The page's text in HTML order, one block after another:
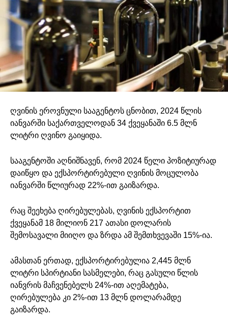
ღვინის ეროვნული სააგენტოს ცნობით, 2024 წლის
იანვარში საქართველოდან 34 ქვეყანაში 6.5 მლნ
ლიტრი ღვინო გაიყიდა.
სააგენტოში აღნიშნავენ, რომ 2024 წელი პოზიტიურად
დაიწყო და ექსპორტირებული ღვინის მოცულობა
იანვარში წლიურად 22%-ით გაიზარდა.
რაც შეეხება ღირებულებას, ღვინის ექსპორტით
ქვეყანამ 18 მილიონ 217 ათასი დოლარის
შემოსავალი მიიღო და ზრდა ამ შემთხვევაში 15%-ია.
ამასთან ერთად, ექსპორტირებულია 2,445 მლნ
ლიტრი სპირტიანი სასმელები, რაც გასული წლის
იანვრის მაჩვენებელს 24%-ით აღემატება,
ღირებულება კი 2%-ით 13 მლნ დოლარამდე
გაიზარდა.